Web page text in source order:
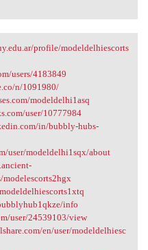
profile/modeldelhiescorts
users/4183849
n/1091980/
modeldelhi1asq
user/10777984
in/bubbly-hubs-
user/modeldelhi1sqx/about
modelescorts2hgx
info
user/24539103/view
en/user/modeldelhiesc